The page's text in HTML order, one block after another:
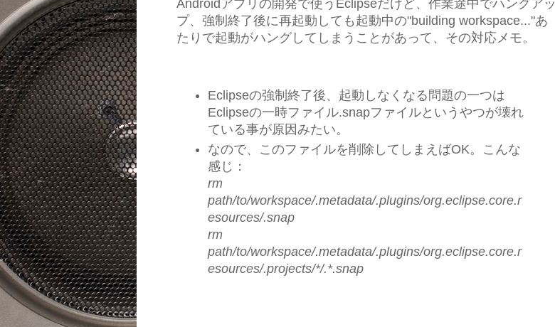
Androidアプリの開発で使うEclipseだけど、作業途中でハングアッ
プ、強制終了後に再起動しても起動中の"building workspace..."あ
たりで起動がハングしてしまうことがあって、その対応メモ。
Eclipseの強制終了後、起動しなくなる問題の一つは
Eclipseの一時ファイル.snapファイルというやつが壊れ
ている事が原因みたい。
なので、このファイルを削除してしまえばOK。こんな
感じ：
rm
path/to/workspace/.metadata/.plugins/org.eclipse.core.r
esources/.snap
rm
path/to/workspace/.metadata/.plugins/org.eclipse.core.r
esources/.projects/*/.*.snap